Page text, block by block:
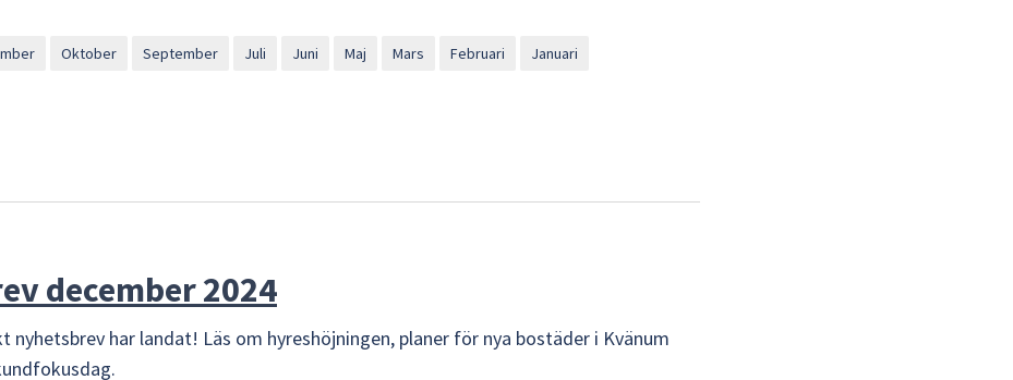
Oktober September Juli Juni Maj Mars Februari Januari
december 2024
nyhetsbrev har landat! Läs om hyreshöjningen, planer för nya bostäder i Kvänum